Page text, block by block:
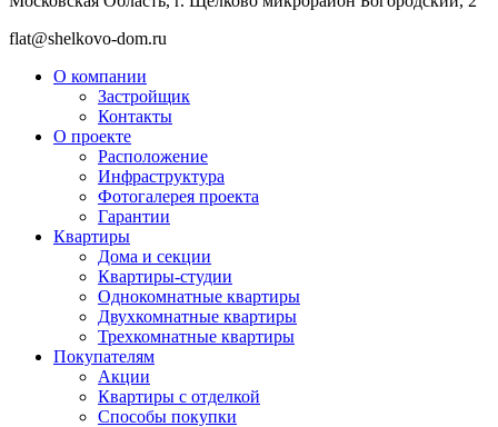
flat@shelkovo-dom.ru
О компании
Застройщик
Контакты
О проекте
Расположение
Инфраструктура
Фотогалерея проекта
Гарантии
Квартиры
Дома и секции
Квартиры-студии
Однокомнатные квартиры
Двухкомнатные квартиры
Трехкомнатные квартиры
Покупателям
Акции
Квартиры с отделкой
Способы покупки